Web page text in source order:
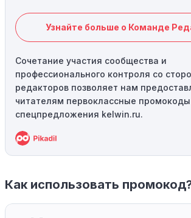
Узнайте больше о Команде
Сочетание участия сообщества и
профессионального контроля со
редакторов позволяет нам
читателям первоклассные
спецпредложения kelwin.ru.
Как использовать